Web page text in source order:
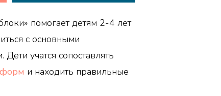
помогает детям 2-4 лет
с основными
учатся сопоставлять
и находить правильные